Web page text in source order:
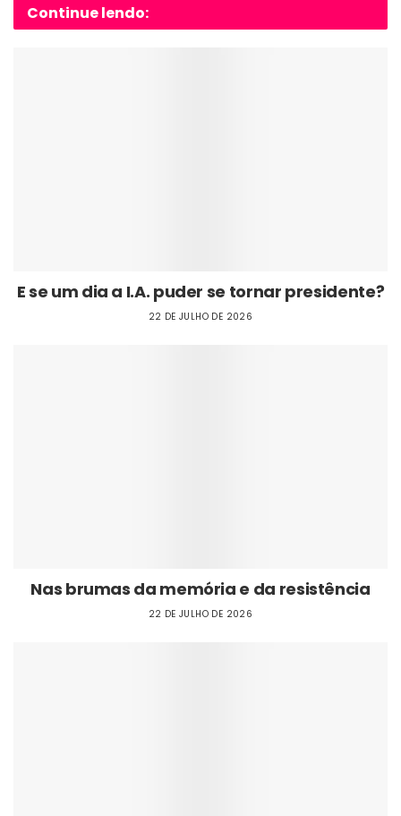
Continue lendo:
E se um dia a I.A. puder se tornar presidente?
22 DE JULHO DE 2026
Nas brumas da memória e da resistência
22 DE JULHO DE 2026